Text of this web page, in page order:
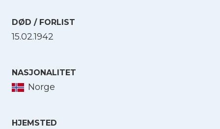
DØD / FORLIST
15.02.1942
NASJONALITET
Norge
HJEMSTED
Velg språk